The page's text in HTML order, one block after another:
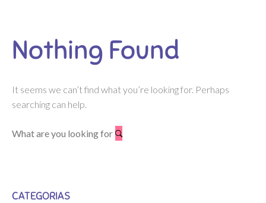
Nothing Found
It seems we can’t find what you’re looking for. Perhaps
searching can help.
CATEGORIAS